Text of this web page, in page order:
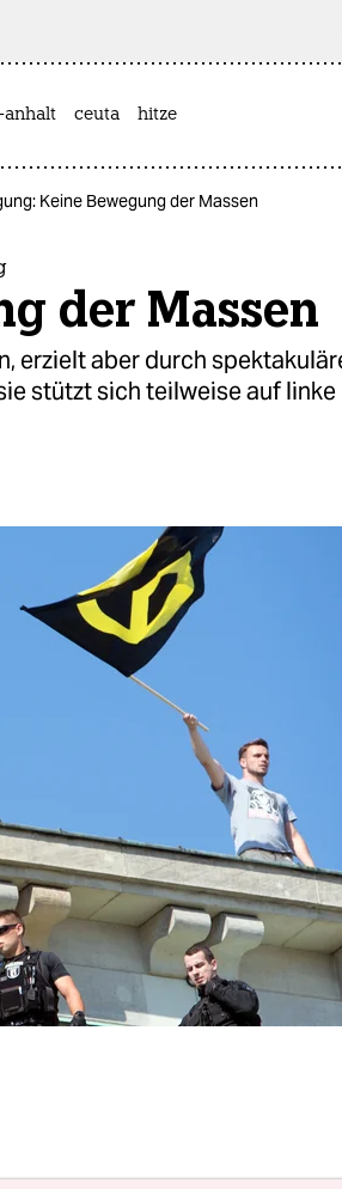
anhalt ceuta hitze
Keine Bewegung der Massen
der Massen
erzielt aber durch
stützt sich teilweise auf linke